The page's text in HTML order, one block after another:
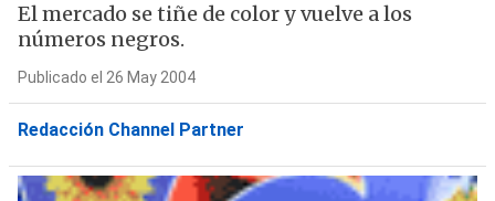
El mercado se tiñe de color y vuelve a los
números negros.
Publicado el 26 May 2004
Redacción Channel Partner